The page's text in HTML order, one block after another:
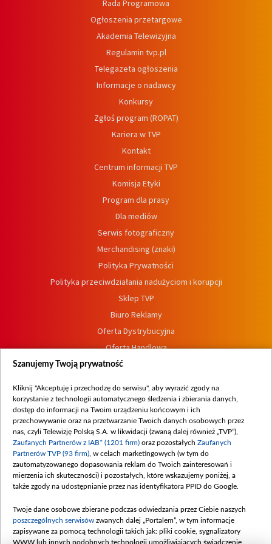
Rada Programowa
Ogłoszenia przetargowe
Akademia Telewizyjna
Regulamin tvp.pl
Telegazeta ogłoszenia
Informacje o nadawcy
Konkursy
Zgłoś program (ROPAT)
Kariera w TVP
Kontakt
Centrum informacji TVP
Komisja Etyki
Program dla prasy
Dla mediów
Serwis fotograficzny
Merchandising (znaki)
Polityka Prywatności
Polityka przeciwdziałania nadużyciom i korupcji
Sklep TVP
Biuro Reklamy
Oferta Dystrybucyjna
Oferta Handlowa
Dostępność
Procedura zgłoszeń wewnętrznych
Szanujemy Twoją prywatność
Kliknij "Akceptuję i przechodzę do serwisu", aby wyrazić zgody na
korzystanie z technologii automatycznego śledzenia i zbierania danych,
dostęp do informacji na Twoim urządzeniu końcowym i ich
przechowywanie oraz na przetwarzanie Twoich danych osobowych przez
nas, czyli Telewizję Polską S.A. w likwidacji (zwaną dalej również „TVP”),
Zaufanych Partnerów z IAB* (1201 firm) oraz pozostałych Zaufanych
Partnerów TVP (93 firm) , w celach marketingowych (w tym do
zautomatyzowanego dopasowania reklam do Twoich zainteresowań i
mierzenia ich skuteczności) i pozostałych, które wskazujemy poniżej, a
także zgody na udostępnianie przez nas identyfikatora PPID do Google.
Twoje dane osobowe zbierane podczas odwiedzania przez Ciebie naszych
poszczególnych serwisów zwanych dalej „Portalem”, w tym informacje
zapisywane za pomocą technologii takich jak: pliki cookie, sygnalizatory
WWW lub innych podobnych technologii umożliwiających świadczenie